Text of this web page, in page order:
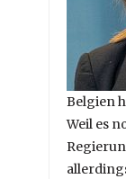
Belgien
Weil es